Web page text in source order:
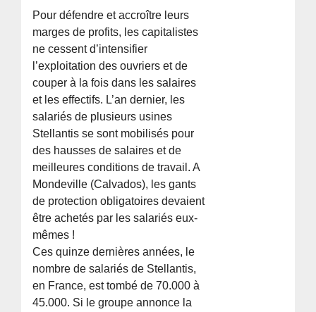
Pour défendre et accroître leurs
marges de profits, les capitalistes
ne cessent d’intensifier
l’exploitation des ouvriers et de
couper à la fois dans les salaires
et les effectifs. L’an dernier, les
salariés de plusieurs usines
Stellantis se sont mobilisés pour
des hausses de salaires et de
meilleures conditions de travail. A
Mondeville (Calvados), les gants
de protection obligatoires devaient
être achetés par les salariés eux-
mêmes !
Ces quinze dernières années, le
nombre de salariés de Stellantis,
en France, est tombé de 70.000 à
45.000. Si le groupe annonce la